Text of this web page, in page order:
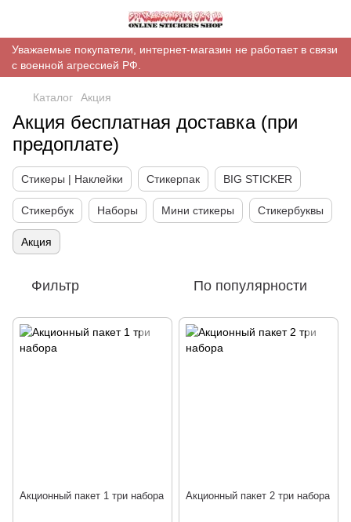
Уважаемые покупатели, интернет-магазин не работает в связи
с военной агрессией РФ.
Каталог Акция
Акция бесплатная доставка (при
предоплате)
Стикеры | Наклейки Стикерпак BIG STICKER
Стикербук Наборы Мини стикеры Стикербуквы
Акция
Фильтр По популярности
Акционный пакет 1 три набора Акционный пакет 2 три набора